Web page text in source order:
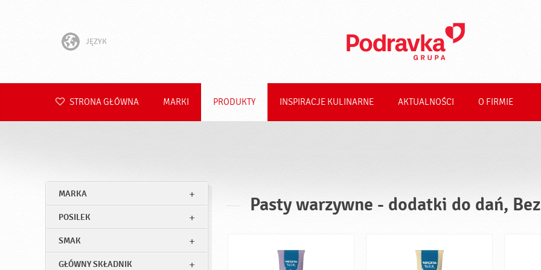
JĘZYK
Hrvatski
Română
Deutsch
STRONA GŁÓWNA MARKI PRODUKTY INSPIRACJE KULINARNE AKTUALNOŚCI O FIRMIE
MARKA
POSILEK
SMAK
GŁÓWNY SKŁADNIK
Pasty warzywne - dodatki do dań,